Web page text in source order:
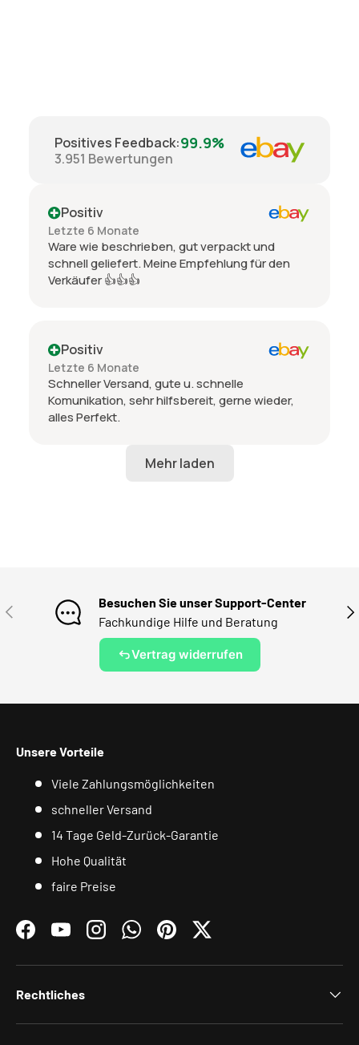
Positives Feedback:99.9%
3.951 Bewertungen
Positiv
Letzte 6 Monate
Ware wie beschrieben, gut verpackt und
schnell geliefert. Meine Empfehlung für den
Verkäufer 👍👍👍
Positiv
Letzte 6 Monate
Schneller Versand, gute u. schnelle
Komunikation, sehr hilfsbereit, gerne wieder,
alles Perfekt.
VORHERIGE
Besuchen Sie unser Support-Center
Fachkundige Hilfe und Beratung
Vertrag widerrufen
Unsere Vorteile
Viele Zahlungsmöglichkeiten
schneller Versand
14 Tage Geld-Zurück-Garantie
Hohe Qualität
faire Preise
FacebookYouTubeInstagramWhatsAppPinterestTwitter
Rechtliches